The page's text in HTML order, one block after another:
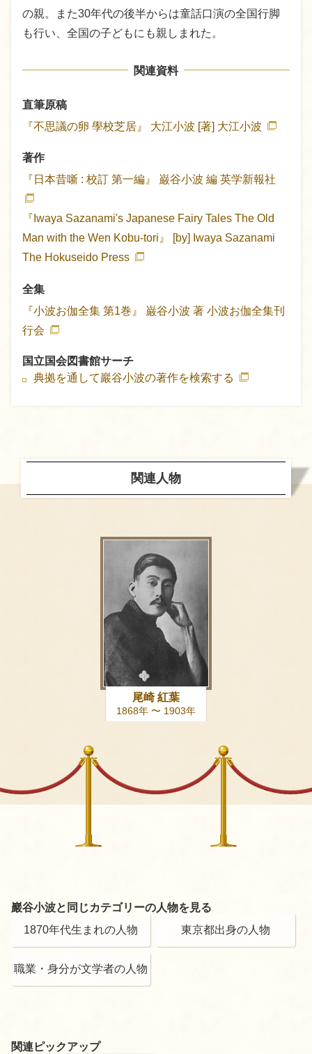
の親。また30年代の後半からは童話口演の全国行脚
も行い、全国の子どもにも親しまれた。
関連資料
直筆原稿
『不思議の卵 學校芝居』
大江小波 [著] 大江小波
著作
『日本昔噺 : 校訂 第一編』
巌谷小波 編 英学新報社
『Iwaya Sazanami's Japanese Fairy Tales The Old
Man with the Wen Kobu-tori』
[by] Iwaya Sazanami
The Hokuseido Press
全集
『小波お伽全集 第1巻』
巌谷小波 著 小波お伽全集刊
行会
国立国会図書館サーチ
典拠を通して巖谷小波の著作を検索する
関連人物
尾崎 紅葉
1868年 〜 1903年
巖谷小波と同じカテゴリーの人物を見る
1870年代生まれの人物
東京都出身の人物
職業・身分が文学者の人物
関連ピックアップ